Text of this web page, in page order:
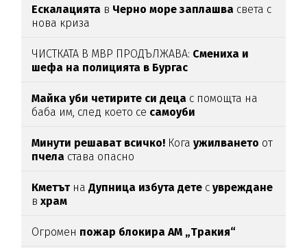
Ескалацията в Черно море заплашва света с
нова криза
ЧИСТКАТА В МВР ПРОДЪЛЖАВА: Смениха и
шефа на полицията в Бургас
Майка уби четирите си деца с помощта на
баба им, след което се самоуби
Минути решават всичко! Когаужилването от
пчела става опасно
Кметът наДупница избута дете сувреждане
вхрам
Огромен пожар блокира АМ „Тракия“